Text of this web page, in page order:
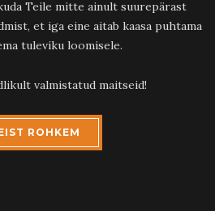
Teile mitte ainult suurepärast
et iga eine aitab kaasa puhtama
tuleviku loomisele.
valmistatud maitseid!
ROHKEM